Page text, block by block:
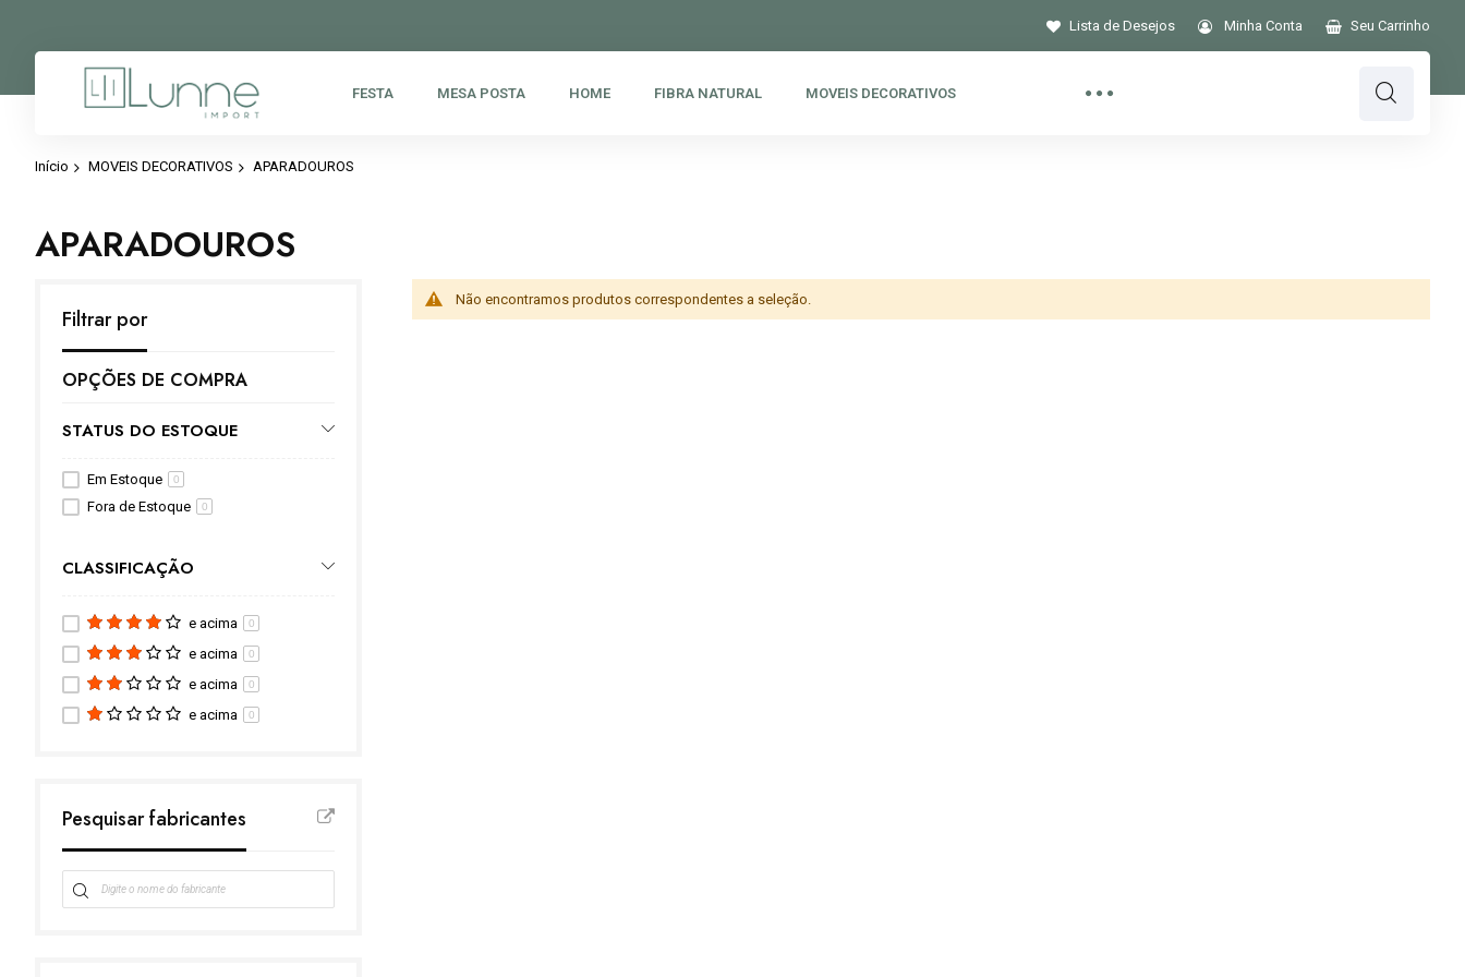
Seu Carrinho
Lista de Desejos Minha Conta
FESTA MESA POSTA HOME FIBRA NATURAL MOVEIS DECORATIVOS
Início MOVEIS DECORATIVOS APARADOUROS
APARADOUROS
Não encontramos produtos correspondentes a seleção.
Filtrar por
OPÇÕES DE COMPRA
STATUS DO ESTOQUE
Em Estoque 0
Fora de Estoque 0
CLASSIFICAÇÃO
e acima 0
e acima 0
e acima 0
e acima 0
Pesquisar fabricantes